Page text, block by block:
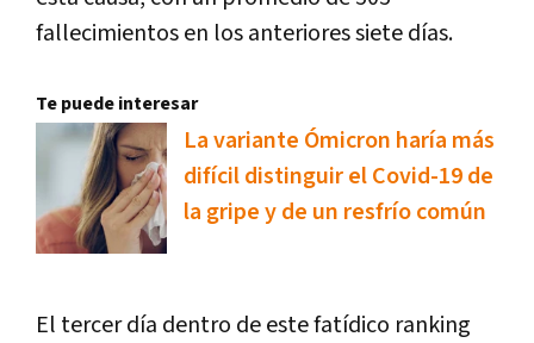
fallecimientos en los anteriores siete días.
Te puede interesar
La variante Ómicron haría más
difícil distinguir el Covid-19 de
la gripe y de un resfrío común
El tercer día dentro de este fatídico ranking